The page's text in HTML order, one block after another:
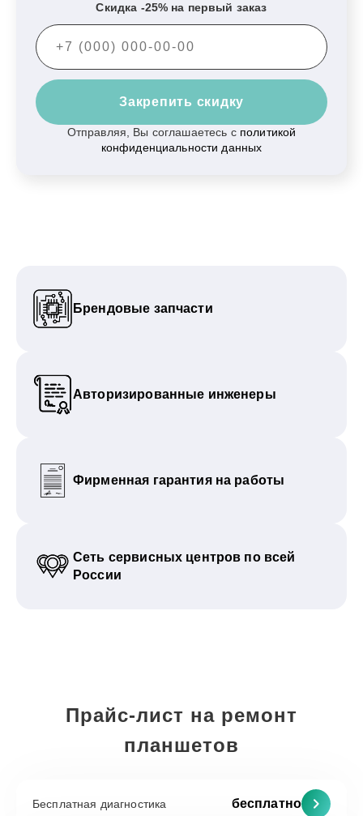
Скидка -25% на первый заказ
Закрепить скидку
Отправляя, Вы соглашаетесь с политикой
конфиденциальности данных
Брендовые запчасти
Авторизированные инженеры
Фирменная гарантия на работы
Сеть сервисных центров по всей
России
Прайс-лист на ремонт
планшетов
Бесплатная диагностика бесплатно